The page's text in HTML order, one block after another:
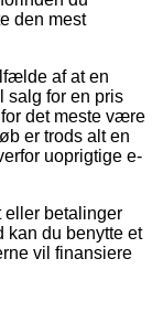
den mest
af at en
salg for en pris
det meste være
er trods alt en
uoprigtige e-
betalinger
kan du benytte et
vil finansiere